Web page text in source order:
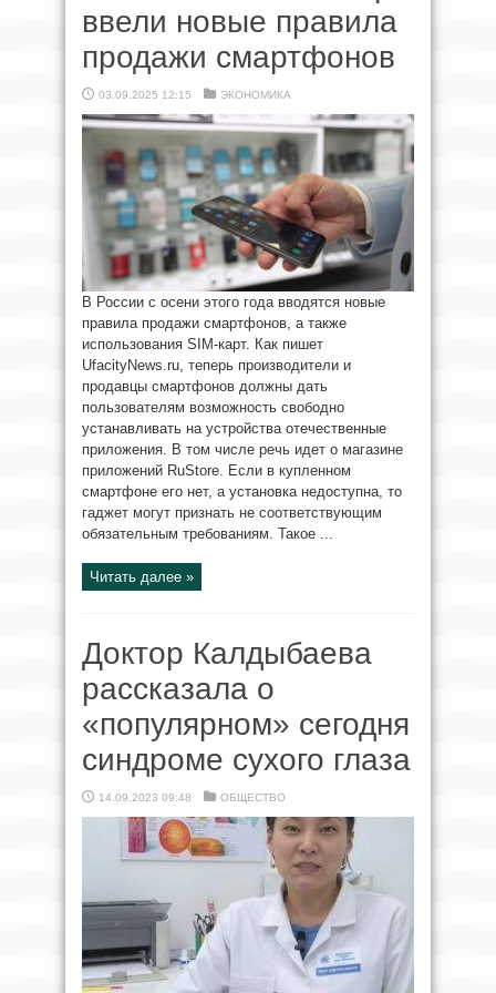
ввели новые правила
продажи смартфонов
03.09.2025 12:15 ЭКОНОМИКА
В России с осени этого года вводятся новые
правила продажи смартфонов, а также
использования SIM-карт. Как пишет
UfacityNews.ru, теперь производители и
продавцы смартфонов должны дать
пользователям возможность свободно
устанавливать на устройства отечественные
приложения. В том числе речь идет о магазине
приложений RuStore. Если в купленном
смартфоне его нет, а установка недоступна, то
гаджет могут признать не соответствующим
обязательным требованиям. Такое ...
Читать далее »
Доктор Калдыбаева
рассказала о
«популярном» сегодня
синдроме сухого глаза
14.09.2023 09:48 ОБЩЕСТВО